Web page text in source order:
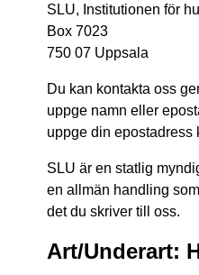
SLU, Institutionen för
Box 7023
750 07 Uppsala
Du kan kontakta oss
uppge namn eller
uppge din epostadress
SLU är en statlig
en allmän handling
det du skriver till oss.
Art/Underart: